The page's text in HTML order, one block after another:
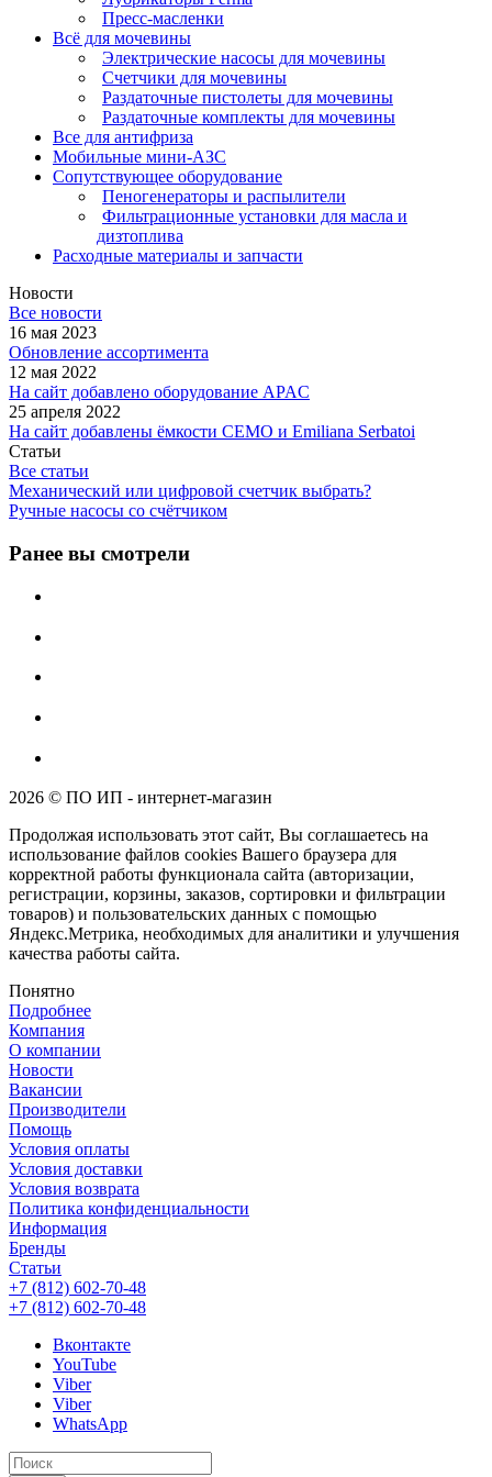
Пресс-масленки
Всё для мочевины
Электрические насосы для мочевины
Счетчики для мочевины
Раздаточные пистолеты для мочевины
Раздаточные комплекты для мочевины
Все для антифриза
Мобильные мини-АЗС
Сопутствующее оборудование
Пеногенераторы и распылители
Фильтрационные установки для масла и
дизтоплива
Расходные материалы и запчасти
Новости
Все новости
16 мая 2023
Обновление ассортимента
12 мая 2022
На сайт добавлено оборудование APAC
25 апреля 2022
На сайт добавлены ёмкости CEMO и Emiliana Serbatoi
Статьи
Все статьи
Механический или цифровой счетчик выбрать?
Ручные насосы со счётчиком
Ранее вы смотрели
2026 © ПО ИП - интернет-магазин
Продолжая использовать этот сайт, Вы соглашаетесь на
использование файлов cookies Вашего браузера для
корректной работы функционала сайта (авторизации,
регистрации, корзины, заказов, сортировки и фильтрации
товаров) и пользовательских данных с помощью
Яндекс.Метрика, необходимых для аналитики и улучшения
качества работы сайта.
Понятно
Подробнее
Компания
О компании
Новости
Вакансии
Производители
Помощь
Условия оплаты
Условия доставки
Условия возврата
Политика конфиденциальности
Информация
Бренды
Статьи
+7 (812) 602-70-48
+7 (812) 602-70-48
Вконтакте
YouTube
Viber
Viber
WhatsApp